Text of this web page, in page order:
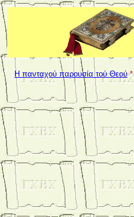
Η πανταχού παρουσία τού Θεού *